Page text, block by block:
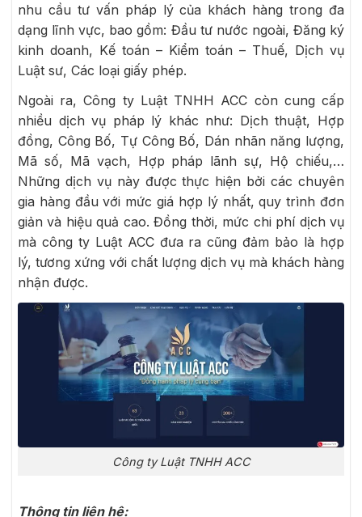
nhu cầu tư vấn pháp lý của khách hàng trong đa
dạng lĩnh vực, bao gồm: Đầu tư nước ngoài, Đăng ký
kinh doanh, Kế toán – Kiểm toán – Thuế, Dịch vụ
Luật sư, Các loại giấy phép.
Ngoài ra, Công ty Luật TNHH ACC còn cung cấp
nhiều dịch vụ pháp lý khác như: Dịch thuật, Hợp
đồng, Công Bố, Tự Công Bố, Dán nhãn năng lượng,
Mã số, Mã vạch, Hợp pháp lãnh sự, Hộ chiếu,…
Những dịch vụ này được thực hiện bởi các chuyên
gia hàng đầu với mức giá hợp lý nhất, quy trình đơn
giản và hiệu quả cao. Đồng thời, mức chi phí dịch vụ
mà công ty Luật ACC đưa ra cũng đảm bảo là hợp
lý, tương xứng với chất lượng dịch vụ mà khách hàng
nhận được.
Công ty Luật TNHH ACC
Thông tin liên hệ: